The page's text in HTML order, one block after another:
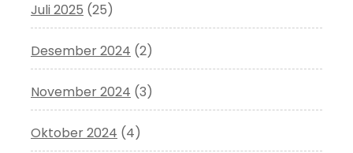
Juli 2025 (25)
Desember 2024 (2)
November 2024 (3)
Oktober 2024 (4)